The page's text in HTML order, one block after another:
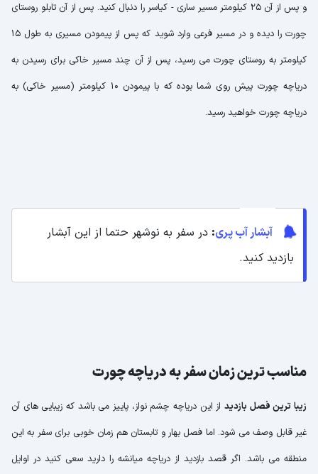
و پس از آن 25 کیلومتر مسیر ساری - کیاسر را دنبال کنید. پس از آن تابلو روستای
چورت را دیده و در مسیر فرعی وارد شوید که پس از پیمودن مسیری به طول 15
کیلومتر به روستای چورت می رسید، پس از آن چند مسیر خاکی برای رسیدن به
دریاچه چورت پیش روی شما بوده که با پیمودن 10 کیلومتر (مسیر خاکی) به
دریاچه چورت خواهید رسید.
آبشار آب پری: در سفر به نوشهر حتما از این آبشار
بازدید کنید.
مناسب ترین زمان سفر به دریاچه چورت
زیبا ترین فصل بازدید از این دریاچه چشم نواز، پاییز می باشد که زیبایی های آن
غیر قابل وصف می شود. اما فصل بهار و تابستان هم زمان خوبی برای سفر به این
منطقه می باشد. اگر قصد بازدید از دریاچه میانشه را دارید سعی کنید در اوایل